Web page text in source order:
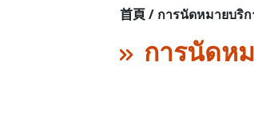
首頁 / การนัดหมายบริ
การนัดห